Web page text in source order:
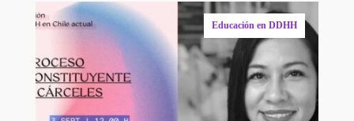
Educación en DDHH